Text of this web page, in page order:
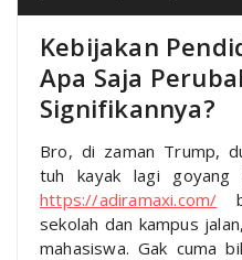
Kebijakan
Apa Saja
Signifikannya?
Bro, di zaman Trump,
tuh kayak lagi goyang
https://adiramaxi.com/
sekolah dan kampus
mahasiswa. Gak cuma